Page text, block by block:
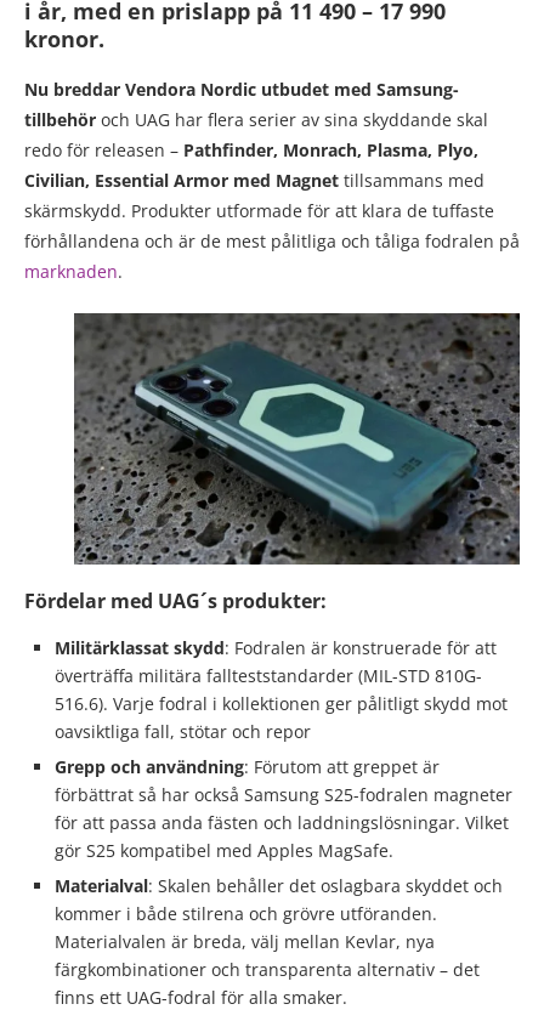
i år, med en prislapp på 11 490 – 17 990
kronor.
Nu breddar Vendora Nordic utbudet med Samsung-
tillbehör och UAG har flera serier av sina skyddande skal
redo för releasen – Pathfinder, Monrach, Plasma, Plyo,
Civilian, Essential Armor med Magnet tillsammans med
skärmskydd. Produkter utformade för att klara de tuffaste
förhållandena och är de mest pålitliga och tåliga fodralen på
marknaden.
Fördelar med UAG´s produkter:
Militärklassat skydd: Fodralen är konstruerade för att
överträffa militära fallteststandarder (MIL-STD 810G-
516.6). Varje fodral i kollektionen ger pålitligt skydd mot
oavsiktliga fall, stötar och repor
Grepp och användning: Förutom att greppet är
förbättrat så har också Samsung S25-fodralen magneter
för att passa anda fästen och laddningslösningar. Vilket
gör S25 kompatibel med Apples MagSafe.
Materialval: Skalen behåller det oslagbara skyddet och
kommer i både stilrena och grövre utföranden.
Materialvalen är breda, välj mellan Kevlar, nya
färgkombinationer och transparenta alternativ – det
finns ett UAG-fodral för alla smaker.